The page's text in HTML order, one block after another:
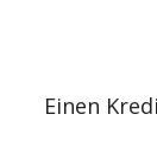
Einen